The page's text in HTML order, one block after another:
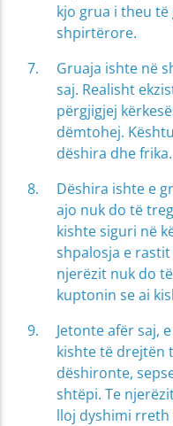
kjo grua i theu
shpirtërore.
Gruaja ishte në
saj. Realisht
përgjigjej
dëmtohej.
dëshira dhe frika.
Dëshira ishte e
ajo nuk do të
kishte siguri në
shpalosja e
njerëzit nuk do
kuptonin se ai
Jetonte afër saj,
kishte të drejtën
dëshironte,
shtëpi. Te
lloj dyshimi rreth